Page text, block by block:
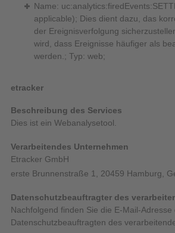
Name:
applicable); Dies dient dazu, das
der Ereignisverfolgung
wird, dass Ereignisse häufiger als
werden.; Typ: web;
etracker
Beschreibung des Services
Dies ist ein Webanalysetool.
Verarbeitendes Unternehmen
Etracker GmbH
erste Brunnenstraße 1, 20459 Hamburg,
Datenschutzbeauftragter des
Nachfolgend finden Sie die E-Mail-Adresse
Datenschutzbeauftragten des